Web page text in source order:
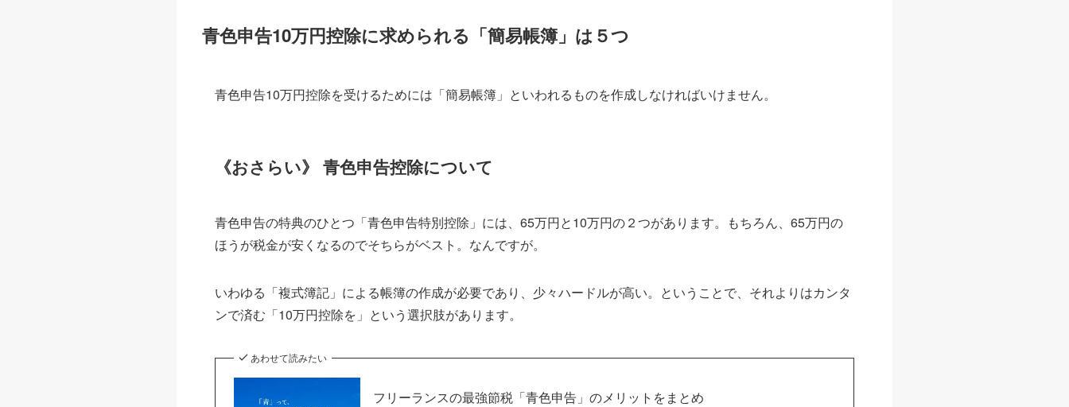
青色申告10万円控除に求められる「簡易帳簿」は５つ
青色申告10万円控除を受けるためには「簡易帳簿」といわれるものを作成しなければいけません。
《おさらい》 青色申告控除について
青色申告の特典のひとつ「青色申告特別控除」には、65万円と10万円の２つがあります。もちろん、65万円の
ほうが税金が安くなるのでそちらがベスト。なんですが。
いわゆる「複式簿記」による帳簿の作成が必要であり、少々ハードルが高い。ということで、それよりはカンタ
ンで済む「10万円控除を」という選択肢があります。
あわせて読みたい
フリーランスの最強節税「青色申告」のメリットをまとめ